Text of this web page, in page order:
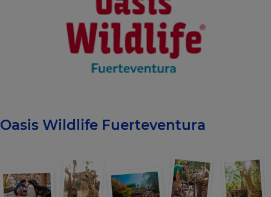
Oasis Wildlife Fuerteventura